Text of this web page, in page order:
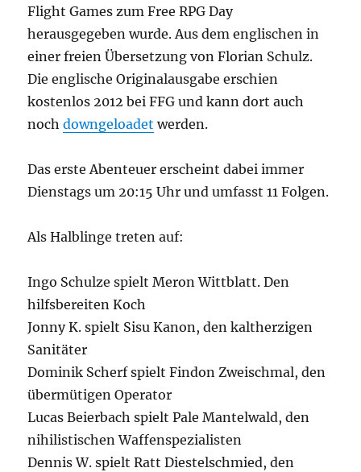
Flight Games zum Free RPG Day
herausgegeben wurde.Aus dem englischen in
einer freien Übersetzung von Florian Schulz.
Die englische Originalausgabe erschien
kostenlos 2012 bei FFG und kann dort auch
nochdowngeloadet werden.
Das erste Abenteuer erscheint dabei immer
Dienstags um 20:15 Uhr und umfasst 11 Folgen.
Als Halblinge treten auf:
Ingo Schulze spielt Meron Wittblatt. Den
hilfsbereiten Koch
Jonny K. spielt Sisu Kanon, den kaltherzigen
Sanitäter
Dominik Scherf spielt Findon Zweischmal, den
übermütigen Operator
Lucas Beierbach spielt Pale Mantelwald, den
nihilistischen Waffenspezialisten
Dennis W. spielt Ratt Diestelschmied, den